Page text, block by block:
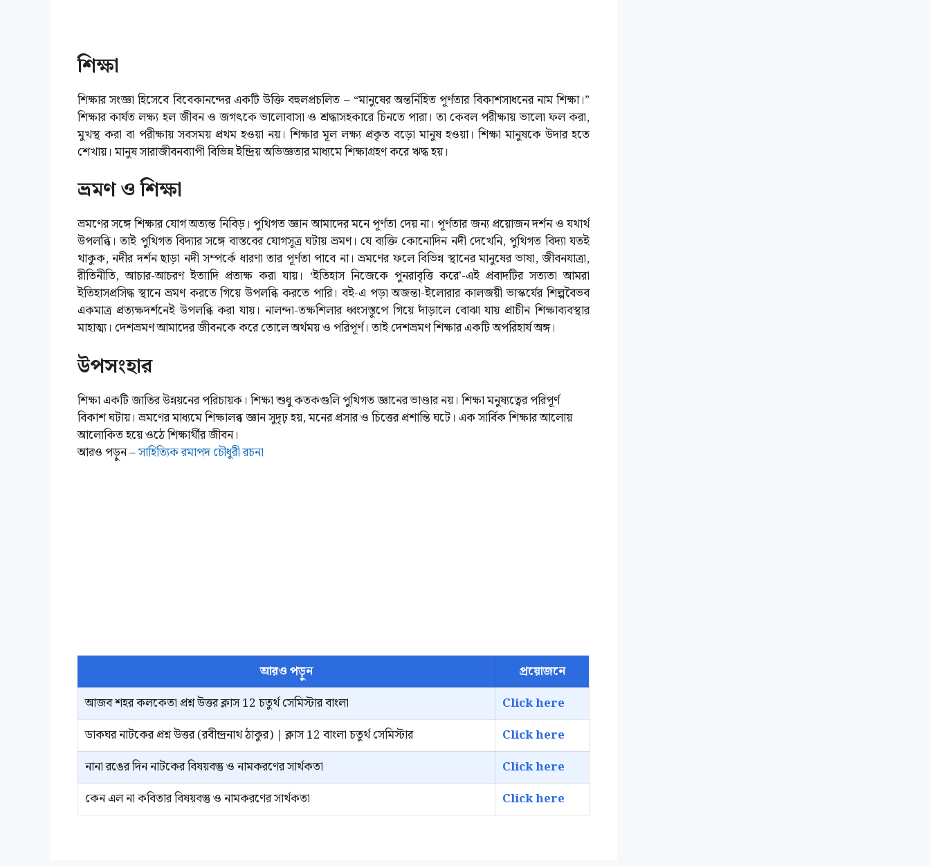
শিক্ষা
শিক্ষার সংজ্ঞা হিসেবে বিবেকানন্দের একটি উক্তি বহুলপ্রচলিত – “মানুষের অন্তর্নিহিত পূর্ণতার বিকাশসাধনের নাম শিক্ষা।”
শিক্ষার কার্যত লক্ষ্য হল জীবন ও জগৎকে ভালোবাসা ও শ্রদ্ধাসহকারে চিনতে পারা। তা কেবল পরীক্ষায় ভালো ফল করা,
মুখস্থ করা বা পরীক্ষায় সবসময় প্রথম হওয়া নয়। শিক্ষার মূল লক্ষ্য প্রকৃত বড়ো মানুষ হওয়া। শিক্ষা মানুষকে উদার হতে
শেখায়। মানুষ সারাজীবনব্যাপী বিভিন্ন ইন্দ্রিয় অভিজ্ঞতার মাধ্যমে শিক্ষাগ্রহণ করে ঋদ্ধ হয়।
ভ্রমণ ও শিক্ষা
ভ্রমণের সঙ্গে শিক্ষার যোগ অত্যন্ত নিবিড়। পুথিগত জ্ঞান আমাদের মনে পূর্ণতা দেয় না। পূর্ণতার জন্য প্রয়োজন দর্শন ও যথার্থ
উপলব্ধি। তাই পুথিগত বিদ্যার সঙ্গে বাস্তবের যোগসূত্র ঘটায় ভ্রমণ। যে ব্যক্তি কোনোদিন নদী দেখেনি, পুথিগত বিদ্যা যতই
থাকুক, নদীর দর্শন ছাড়া নদী সম্পর্কে ধারণা তার পূর্ণতা পাবে না। ভ্রমণের ফলে বিভিন্ন স্থানের মানুষের ভাষা, জীবনযাত্রা,
রীতিনীতি, আচার-আচরণ ইত্যাদি প্রত্যক্ষ করা যায়। ‘ইতিহাস নিজেকে পুনরাবৃত্তি করে’-এই প্রবাদটির সত্যতা আমরা
ইতিহাসপ্রসিদ্ধ স্থানে ভ্রমণ করতে গিয়ে উপলব্ধি করতে পারি। বই-এ পড়া অজন্তা-ইলোরার কালজয়ী ভাস্কর্যের শিল্পবৈভব
একমাত্র প্রত্যক্ষদর্শনেই উপলব্ধি করা যায়। নালন্দা-তক্ষশিলার ধ্বংসস্তূপে গিয়ে দাঁড়ালে বোঝা যায় প্রাচীন শিক্ষাব্যবস্থার
মাহাত্ম্য। দেশভ্রমণ আমাদের জীবনকে করে তোলে অর্থময় ও পরিপূর্ণ। তাই দেশভ্রমণ শিক্ষার একটি অপরিহার্য অঙ্গ।
উপসংহার
শিক্ষা একটি জাতির উন্নয়নের পরিচায়ক। শিক্ষা শুধু কতকগুলি পুথিগত জ্ঞানের ভাণ্ডার নয়। শিক্ষা মনুষ্যত্বের পরিপূর্ণ
বিকাশ ঘটায়। ভ্রমণের মাধ্যমে শিক্ষালব্ধ জ্ঞান সুদৃঢ় হয়, মনের প্রসার ও চিত্তের প্রশান্তি ঘটে। এক সার্বিক শিক্ষার আলোয়
আলোকিত হয়ে ওঠে শিক্ষার্থীর জীবন।
আরও পড়ুন –সাহিত্যিক রমাপদ চৌধুরী রচনা
আরও পড়ুন
প্রয়োজনে
আজব শহর কলকেতা প্রশ্ন উত্তর ক্লাস 12 চতুর্থ সেমিস্টার বাংলা
Click here
ডাকঘর নাটকের প্রশ্ন উত্তর (রবীন্দ্রনাথ ঠাকুর) | ক্লাস 12 বাংলা চতুর্থ সেমিস্টার
Click here
নানা রঙের দিন নাটকের বিষয়বস্তু ও নামকরণের সার্থকতা
Click here
কেন এল না কবিতার বিষয়বস্তু ও নামকরণের সার্থকতা
Click here